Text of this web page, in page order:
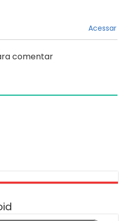
Acessar
comentar